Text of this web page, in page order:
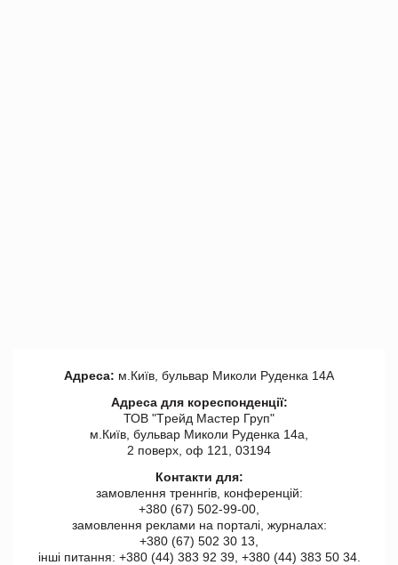
Адреса: м.Київ, бульвар Миколи Руденка 14А
Адреса для кореспонденції:
ТОВ "Tрейд Мастер Груп"
м.Київ, бульвар Миколи Руденка 14а,
2 поверх, оф 121, 03194
Контакти для:
замовлення треннгів, конференцій:
+380 (67) 502-99-00,
замовлення реклами на порталі, журналах:
+380 (67) 502 30 13,
інші питання: +380 (44) 383 92 39, +380 (44) 383 50 34.